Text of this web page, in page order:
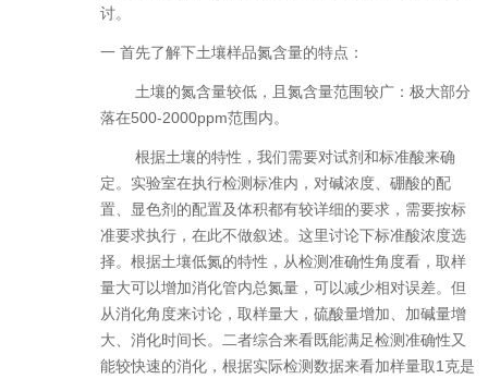
讨。
一 首先了解下土壤样品氮含量的特点：
土壤的氮含量较低，且氮含量范围较广：极大部分
落在500-2000ppm范围内。
根据土壤的特性，我们需要对试剂和标准酸来确
定。实验室在执行检测标准内，对碱浓度、硼酸的配
置、显色剂的配置及体积都有较详细的要求，需要按标
准要求执行，在此不做叙述。这里讨论下标准酸浓度选
择。根据土壤低氮的特性，从检测准确性角度看，取样
量大可以增加消化管内总氮量，可以减少相对误差。但
从消化角度来讨论，取样量大，硫酸量增加、加碱量增
大、消化时间长。二者综合来看既能满足检测准确性又
能较快速的消化，根据实际检测数据来看加样量取1 克是